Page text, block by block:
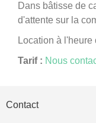
Dans bâtisse de
d'attente sur la
Location à l'heure
Tarif : Nous
Contact